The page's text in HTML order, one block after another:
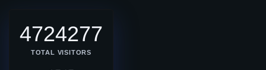
4724277
TOTAL VISITORS